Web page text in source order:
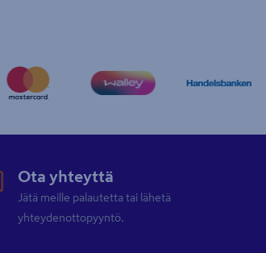
Ota yhteyttä
Jätä meille palautetta tai lähetä
yhteydenottopyyntö.